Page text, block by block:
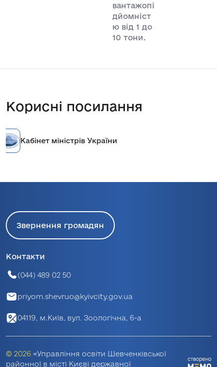
вантажопі
дйомніст
ю від 1 до
10 тони.
Корисні посилання
Кабінет міністрів України
Звернення громадян
Контакти
(044) 489 02 50
priyom.shevruo@kyivcity.gov.ua
04119, м.Київ, вул. Зоологічна, 6-а
© 2026 «Управління освіти Шевченківської
районної в місті Києві державної